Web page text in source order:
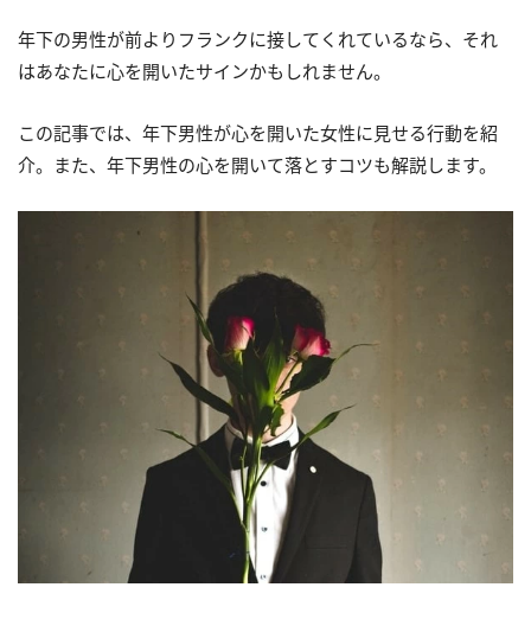
年下の男性が前よりフランクに接してくれているなら、それ
はあなたに心を開いたサインかもしれません。
この記事では、年下男性が心を開いた女性に見せる行動を紹
介。また、年下男性の心を開いて落とすコツも解説します。